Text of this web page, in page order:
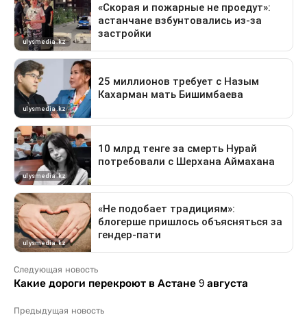
Следующая новость
Какие дороги перекроют в Астане 9 августа
Предыдущая новость